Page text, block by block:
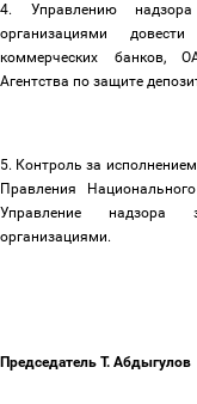
4. Управлению надзора
организациями
коммерческих банков,
Агентства по защите
5. Контроль за
Правления
Управление надзора
организациями.
Председатель Т. Абдыгулов